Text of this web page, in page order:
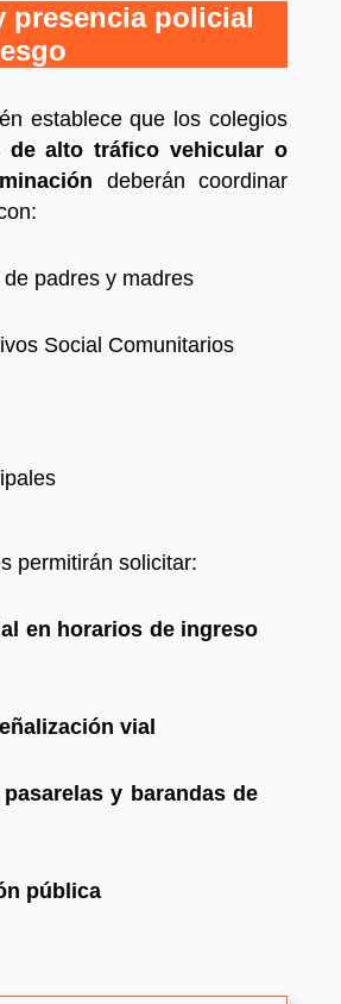
presencia policial
establece que los colegios
de alto tráfico vehicular o
deberán coordinar
padres y madres
Social Comunitarios
permitirán solicitar:
en horarios de ingreso
vial
y barandas de
pública